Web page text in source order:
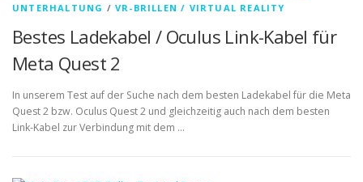
UNTERHALTUNG /VR-BRILLEN / VIRTUAL REALITY
Bestes Ladekabel / Oculus Link-Kabel für
Meta Quest 2
In unserem Test auf der Suche nach dem besten Ladekabel für die Meta
Quest 2 bzw. Oculus Quest 2 und gleichzeitig auch nach dem besten
Link-Kabel zur Verbindung mit dem …